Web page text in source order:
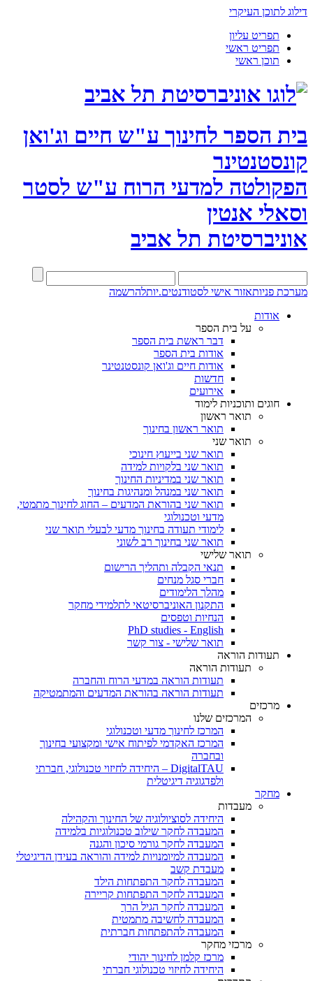
דילוג לתוכן העיקרי
תפריט עליון
תפריט ראשי
תוכן ראשי
בית הספר לחינוך ע"ש חיים וג'ואן
קונסטנטינר
הפקולטה למדעי הרוח ע"ש לסטר
וסאלי אנטין
אוניברסיטת תל אביב
מערכת פניותאזור אישי לסטודנטים.יותלהרשמה
אודות
על בית הספר
דבר ראשת בית הספר
אודות בית הספר
אודות חיים וג'ואן קונסטנטינר
חדשות
אירועים
חוגים ותוכניות לימוד
תואר ראשון
תואר ראשון בחינוך
תואר שני
תואר שני בייעוץ חינוכי
תואר שני בלקויות למידה
תואר שני במדיניות החינוך
תואר שני במנהל ומנהיגות בחינוך
תואר שני בהוראת המדעים – החוג לחינוך מתמטי,
מדעי וטכנולוגי
לימודי תעודה בחינוך מדעי לבעלי תואר שני
תואר שני בחינוך רב לשוני
תואר שלישי
תנאי הקבלה ותהליך הרישום
חברי סגל מנחים
מהלך הלימודים
התקנון האוניברסיטאי לתלמידי מחקר
הנחיות וטפסים
PhD studies - English
תואר שלישי - צור קשר
תעודות הוראה
תעודות הוראה
תעודות הוראה במדעי הרוח והחברה
תעודות הוראה בהוראת המדעים והמתמטיקה
מרכזים
המרכזים שלנו
המרכז לחינוך מדעי וטכנולוגי
המרכז האקדמי לפיתוח אישי ומקצועי בחינוך
ובחברה
DigitalTAU – היחידה לחיזוי טכנולוגי, חברתי
ולפדגוגיה דיגיטלית
מחקר
מעבדות
היחידה לסוציולוגיה של החינוך והקהילה
המעבדה לחקר שילוב טכנולוגיות בלמידה
המעבדה לחקר גורמי סיכון והגנה
המעבדה למיומנויות למידה והוראה בעידן הדיגיטלי
מעבדת קשב
המעבדה לחקר התפתחות הילד
המעבדה לחקר התפתחות קריירה
המעבדה לחקר הגיל הרך
המעבדה לחשיבה מתמטית
המעבדה להתפתחות חברתית
מרכזי מחקר
מרכז קלמן לחינוך יהודי
היחידה לחיזוי טכנולוגי חברתי